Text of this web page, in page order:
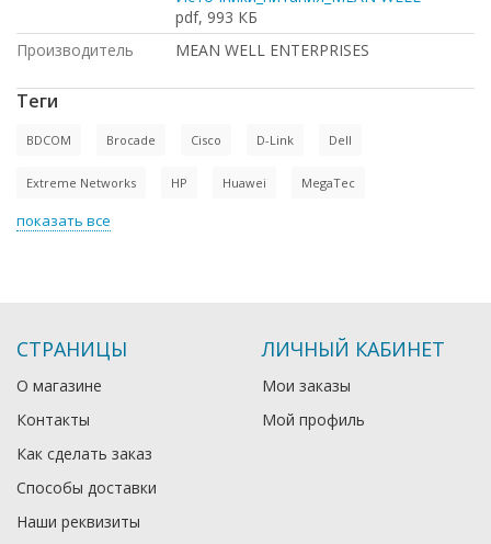
pdf, 993 КБ
Производитель
MEAN WELL ENTERPRISES
Теги
BDCOM Brocade Cisco D-Link Dell
Extreme Networks HP Huawei MegaTec
показать все
СТРАНИЦЫ
О магазине
Контакты
Как сделать заказ
Способы доставки
Наши реквизиты
ЛИЧНЫЙ КАБИНЕТ
Мои заказы
Мой профиль